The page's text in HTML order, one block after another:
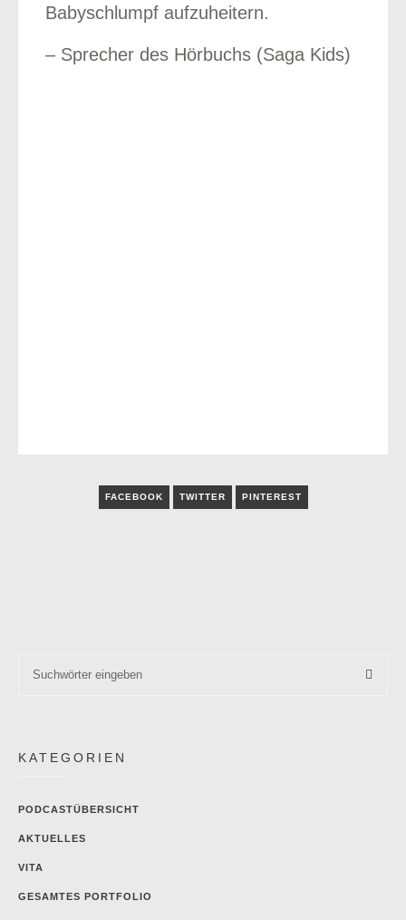
Babyschlumpf aufzuheitern.
– Sprecher des Hörbuchs (Saga Kids)
FACEBOOK TWITTER PINTEREST
KATEGORIEN
PODCASTÜBERSICHT
AKTUELLES
VITA
GESAMTES PORTFOLIO